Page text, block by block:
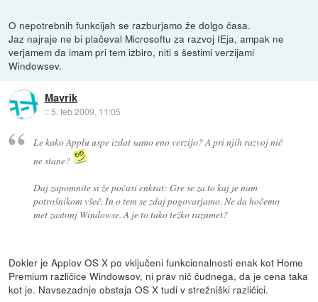
O nepotrebnih funkcijah se razburjamo že dolgo časa.
Jaz najraje ne bi plačeval Microsoftu za razvoj IEja, ampak ne
verjamem da imam pri tem izbiro, niti s šestimi verzijami
Windowsev.
Mavrik
::5. feb 2009, 11:05
Le kako Applu uspe izdat samo eno verzijo? A pri njih razvoj nič
ne stane?
Daj zapomnite si že počasi enkrat: Gre se za to kaj je nam
potrošnikom všeč. In o tem se zdaj pogovarjamo. Ne da hočemo
met zastonj Windowse. A je to tako težko razumet?
Dokler je Applov OS X po vključeni funkcionalnosti enak kot Home
Premium različice Windowsov, ni prav nič čudnega, da je cena taka
kot je. Navsezadnje obstaja OS X tudi v strežniški različici.